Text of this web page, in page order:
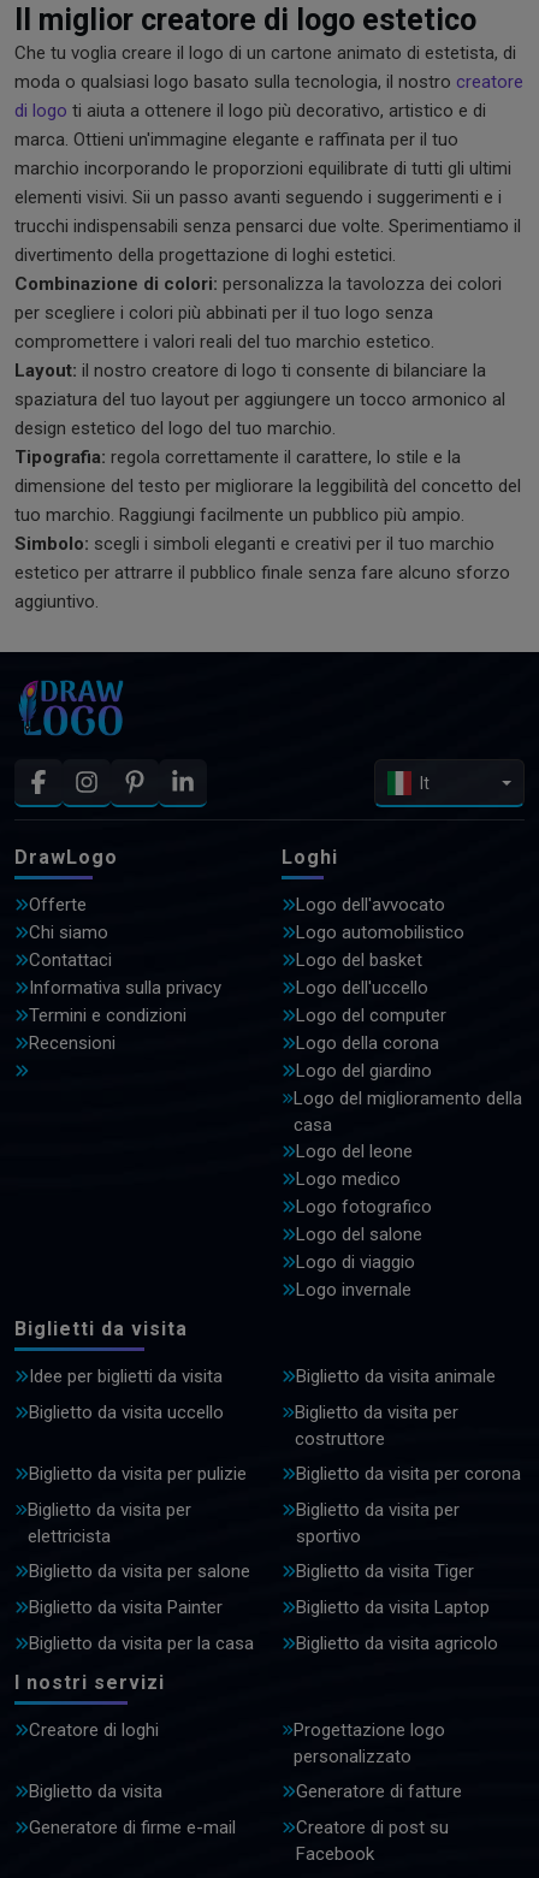
Il miglior creatore di logo estetico
Che tu voglia creare il logo di un cartone animato di estetista, di
moda o qualsiasi logo basato sulla tecnologia, il nostro creatore
di logo ti aiuta a ottenere il logo più decorativo, artistico e di
marca. Ottieni un'immagine elegante e raffinata per il tuo
marchio incorporando le proporzioni equilibrate di tutti gli ultimi
elementi visivi. Sii un passo avanti seguendo i suggerimenti e i
trucchi indispensabili senza pensarci due volte. Sperimentiamo il
divertimento della progettazione di loghi estetici.
Combinazione di colori: personalizza la tavolozza dei colori
per scegliere i colori più abbinati per il tuo logo senza
compromettere i valori reali del tuo marchio estetico.
Layout: il nostro creatore di logo ti consente di bilanciare la
spaziatura del tuo layout per aggiungere un tocco armonico al
design estetico del logo del tuo marchio.
Tipografia: regola correttamente il carattere, lo stile e la
dimensione del testo per migliorare la leggibilità del concetto del
tuo marchio. Raggiungi facilmente un pubblico più ampio.
Simbolo: scegli i simboli eleganti e creativi per il tuo marchio
estetico per attrarre il pubblico finale senza fare alcuno sforzo
aggiuntivo.
It
DrawLogo
Offerte
Chi siamo
Contattaci
Informativa sulla privacy
Termini e condizioni
Recensioni
Loghi
Logo dell'avvocato
Logo automobilistico
Logo del basket
Logo dell'uccello
Logo del computer
Logo della corona
Logo del giardino
Logo del miglioramento della
casa
Logo del leone
Logo medico
Logo fotografico
Logo del salone
Logo di viaggio
Logo invernale
Biglietti da visita
Idee per biglietti da visita
Biglietto da visita animale
Biglietto da visita uccello
Biglietto da visita per
costruttore
Biglietto da visita per pulizie
Biglietto da visita per corona
Biglietto da visita per
elettricista
Biglietto da visita per
sportivo
Biglietto da visita per salone
Biglietto da visita Tiger
Biglietto da visita Painter
Biglietto da visita Laptop
Biglietto da visita per la casa
Biglietto da visita agricolo
I nostri servizi
Creatore di loghi
Progettazione logo
personalizzato
Biglietto da visita
Generatore di fatture
Generatore di firme e-mail
Creatore di post su
Facebook